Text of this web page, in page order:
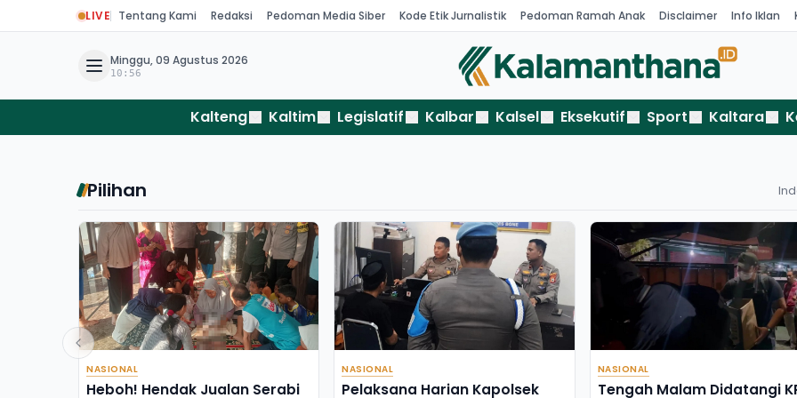
LIVE Tentang Kami Redaksi Pedoman Media Siber Kode Etik Jurnalistik Pedoman Ramah Anak Disclaimer Info Iklan
Minggu, 09 Agustus 2026
10:56
Kalteng Kaltim Legislatif Kalbar Kalsel Eksekutif Sport Kaltara
Pilihan
NASIONAL
Heboh! Hendak Jualan Serabi
NASIONAL
Pelaksana Harian Kapolsek
NASIONAL
Tengah Malam Didatangi